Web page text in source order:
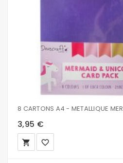
8 CARTONS A4 - METALLIQUE
3,95 €
local_grocery_store favorite_border